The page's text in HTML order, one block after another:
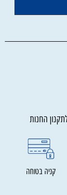
קניה בטוחה